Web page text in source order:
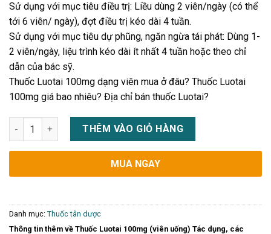
Sử dụng với mục tiêu điều trị: Liều dùng 2 viên/ngày (có thể
tới 6 viên/ ngày), đợt điều trị kéo dài 4 tuần.
Sử dụng với mục tiêu dự phũng, ngăn ngừa tái phát: Dùng 1-
2 viên/ngày, liệu trình kéo dài ít nhất 4 tuần hoặc theo chỉ
dẫn của bác sỹ.
Thuốc Luotai 100mg dạng viên mua ở đâu? Thuốc Luotai
100mg giá bao nhiêu? Địa chỉ bán thuốc Luotai?
Thuốc Luotai 100mg (viên uống) Tác dụng, các dùng giá bán
THÊM VÀO GIỎ HÀNG
MUA NGAY
Danh mục: Thuốc tân dược
Thông tin thêm về Thuốc Luotai 100mg (viên uống) Tác dụng, các